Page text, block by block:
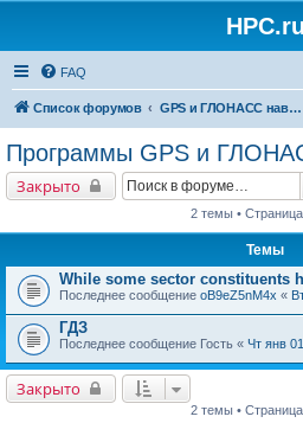
HPC.ru
FAQ
Список форумов GPS и ГЛОНАСС навигация и оборудование для навигации
Программы GPS и
Закрыто
2 темы • Страница
Темы
While some sector constituents
Последнее сообщение oB9eZ5nM4x «
ГДЗ
Последнее сообщение Гость « Чт янв
Закрыто
2 темы • Страница